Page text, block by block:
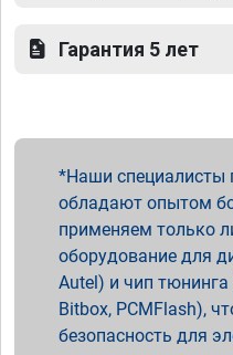
Гарантия 5 лет
Наши специалисты
обладают опытом
применяем только
оборудование для
Autel) и чип тюнинга
Bitbox, PCMFlash),
безопасность для